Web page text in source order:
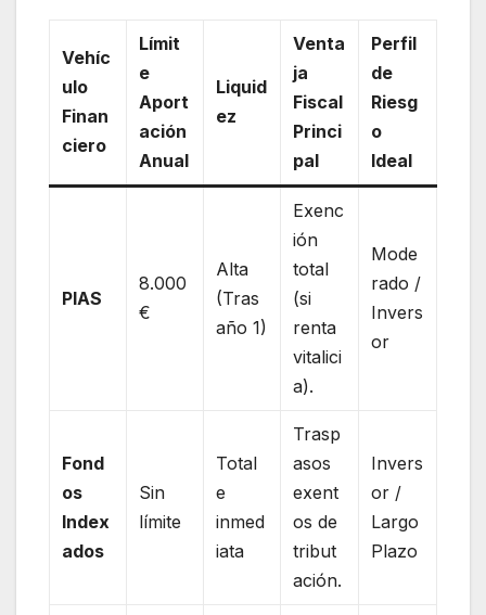
Vehíc
ulo
Finan
ciero
Límit
e
Aport
ación
Anual
Liquid
ez
Venta
ja
Fiscal
Princi
pal
Perfil
de
Riesg
o
Ideal
PIAS
8.000
€
Alta
(Tras
año 1)
Exenc
ión
total
(si
renta
vitalici
a).
Mode
rado /
Invers
or
Fond
os
Index
ados
Sin
límite
Total
e
inmed
iata
Trasp
asos
exent
os de
tribut
ación.
Invers
or /
Largo
Plazo